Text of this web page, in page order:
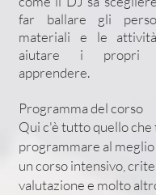
far ballare gli
materiali e le
aiutare i propri
apprendere.
Programma del corso
Qui c'è tutto quello che
programmare al
un corso intensivo,
valutazione e molto